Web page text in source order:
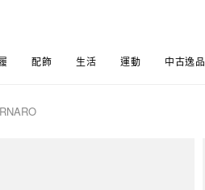
配飾 生活 運動 中古逸品